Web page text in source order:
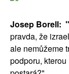
Josep Borell: "
pravda, že
ale nemůžeme
podporu,